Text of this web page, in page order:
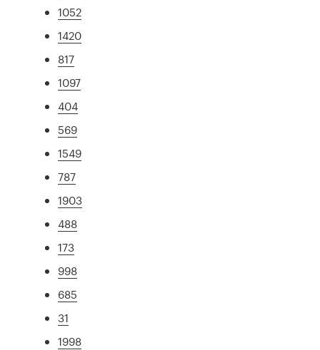
1052
1420
817
1097
404
569
1549
787
1903
488
173
998
685
31
1998